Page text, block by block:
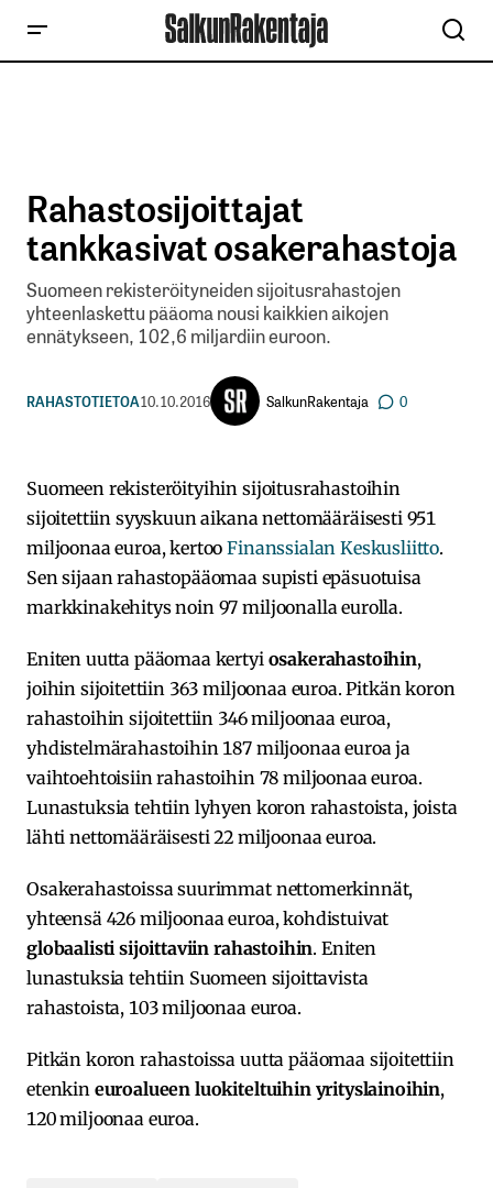
Rahastosijoittajat
tankkasivat osakerahastoja
Suomeen rekisteröityneiden sijoitusrahastojen
yhteenlaskettu pääoma nousi kaikkien aikojen
ennätykseen, 102,6 miljardiin euroon.
RAHASTOTIETOA10.10.2016 SalkunRakentaja 0
Suomeen rekisteröityihin sijoitusrahastoihin
sijoitettiin syyskuun aikana nettomääräisesti 951
miljoonaa euroa, kertooFinanssialan Keskusliitto.
Sen sijaan rahastopääomaa supisti epäsuotuisa
markkinakehitys noin 97 miljoonalla eurolla.
Eniten uutta pääomaa kertyi osakerahastoihin,
joihin sijoitettiin 363 miljoonaa euroa. Pitkän koron
rahastoihin sijoitettiin 346 miljoonaa euroa,
yhdistelmärahastoihin 187 miljoonaa euroa ja
vaihtoehtoisiin rahastoihin 78 miljoonaa euroa.
Lunastuksia tehtiin lyhyen koron rahastoista, joista
lähti nettomääräisesti 22 miljoonaa euroa.
Osakerahastoissa suurimmat nettomerkinnät,
yhteensä 426 miljoonaa euroa, kohdistuivat
globaalisti sijoittaviin rahastoihin. Eniten
lunastuksia tehtiin Suomeen sijoittavista
rahastoista, 103 miljoonaa euroa.
Pitkän koron rahastoissa uutta pääomaa sijoitettiin
etenkin euroalueen luokiteltuihin yrityslainoihin,
120 miljoonaa euroa.